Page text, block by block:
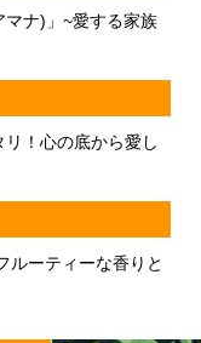
ナ)」~愛する家族
リ！心の底から愛し
ーティーな香りと